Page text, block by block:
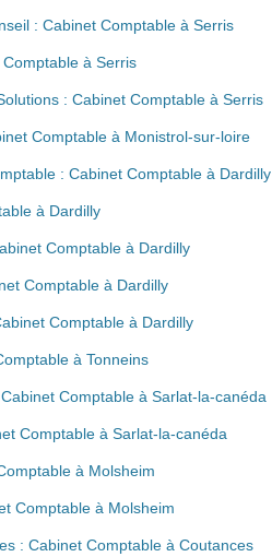
: Cabinet Comptable à Serris
à Serris
: Cabinet Comptable à Serris
Comptable à Monistrol-sur-loire
: Cabinet Comptable à Dardilly
à Dardilly
Comptable à Dardilly
Comptable à Dardilly
Comptable à Dardilly
à Tonneins
Comptable à Sarlat-la-canéda
Comptable à Sarlat-la-canéda
à Molsheim
Comptable à Molsheim
: Cabinet Comptable à Coutances